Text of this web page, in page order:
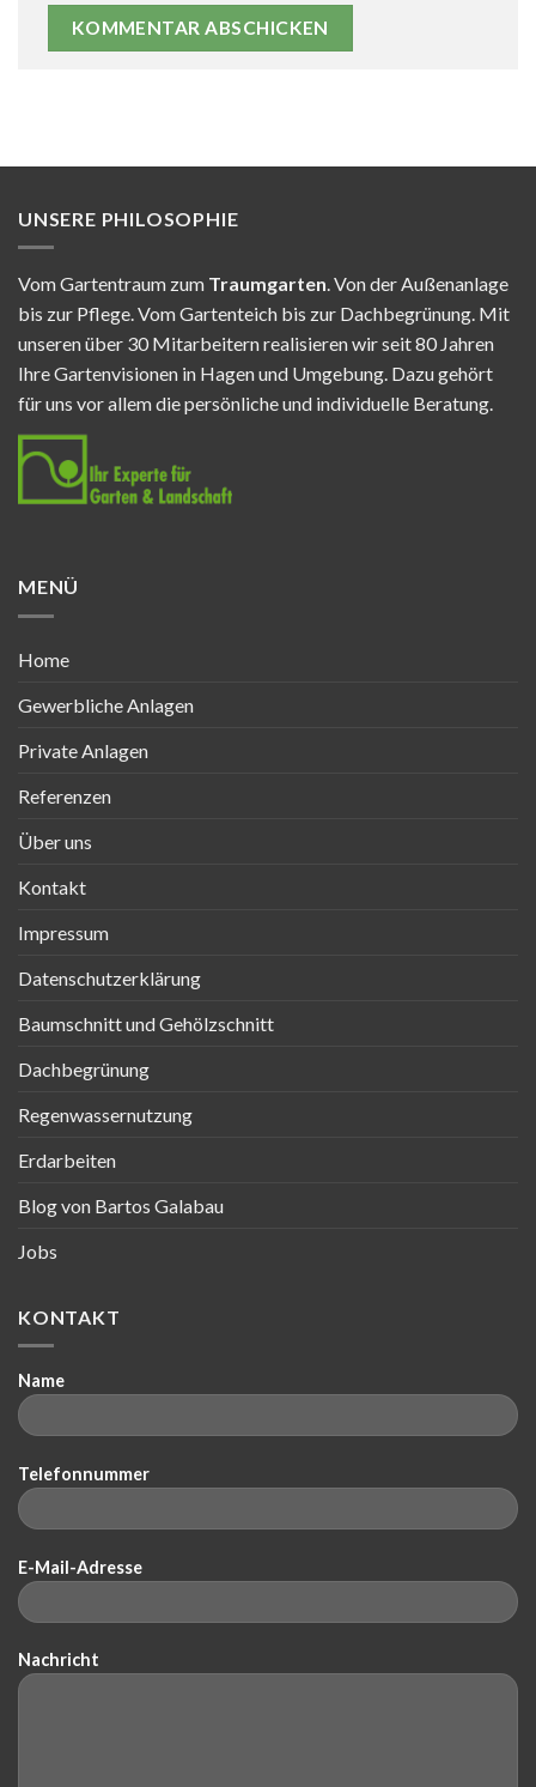
UNSERE PHILOSOPHIE
Vom Gartentraum zum Traumgarten. Von der Außenanlage
bis zur Pflege. Vom Gartenteich bis zur Dachbegrünung. Mit
unseren über 30 Mitarbeitern realisieren wir seit 80 Jahren
Ihre Gartenvisionen in Hagen und Umgebung. Dazu gehört
für uns vor allem die persönliche und individuelle Beratung.
MENÜ
Home
Gewerbliche Anlagen
Private Anlagen
Referenzen
Über uns
Kontakt
Impressum
Datenschutzerklärung
Baumschnitt und Gehölzschnitt
Dachbegrünung
Regenwassernutzung
Erdarbeiten
Blog von Bartos Galabau
Jobs
KONTAKT
Name
Telefonnummer
E-Mail-Adresse
Nachricht